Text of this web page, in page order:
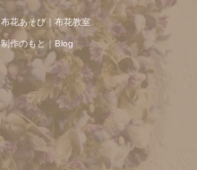
布花あそび｜布花教室
制作のもと｜Blog